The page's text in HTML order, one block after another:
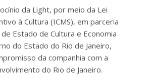
da Light, por meio da Lei
à Cultura (ICMS), em parceria
Estado de Cultura e Economia
do Estado do Rio de Janeiro,
da companhia com a
do Rio de Janeiro.